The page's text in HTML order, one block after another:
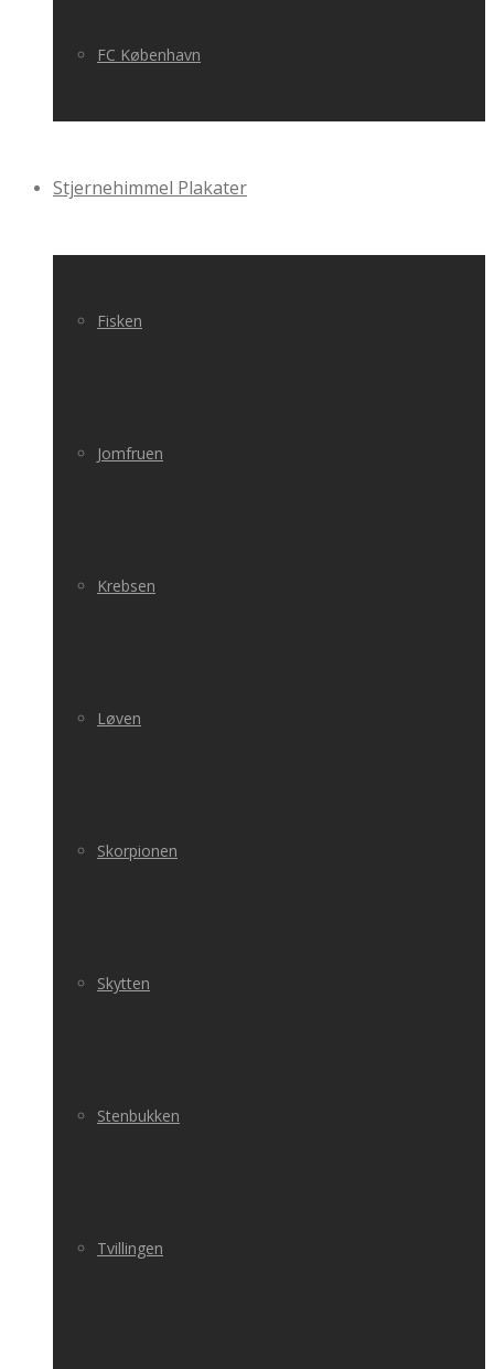
FC København
Stjernehimmel Plakater
Fisken
Jomfruen
Krebsen
Løven
Skorpionen
Skytten
Stenbukken
Tvillingen